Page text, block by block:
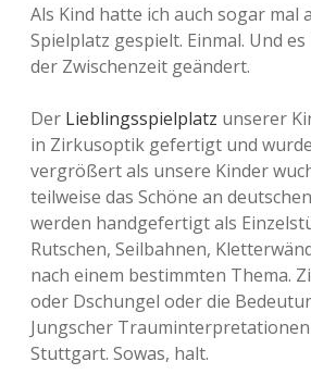
Als Kind hatte ich auch sogar mal
Spielplatz gespielt. Einmal. Und
der Zwischenzeit geändert.
Der Lieblingsspielplatz unserer
in Zirkusoptik gefertigt und
vergrößert als unsere Kinder
teilweise das Schöne an
werden handgefertigt als
Rutschen, Seilbahnen,
nach einem bestimmten Thema.
oder Dschungel oder die
Jungscher
Stuttgart. Sowas, halt.